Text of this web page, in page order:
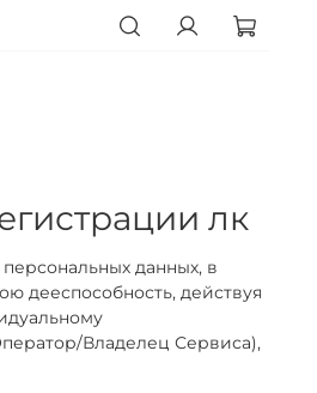
лк
данных, в
дееспособность, действуя
Владелец Сервиса),